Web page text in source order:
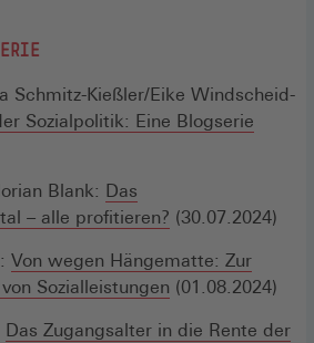
Schmitz-Kießler/Eike Windscheid-
Sozialpolitik: Eine Blogserie
Blank: Das
– alle profitieren? (30.07.2024)
Von wegen Hängematte: Zur
Sozialleistungen (01.08.2024)
Das Zugangsalter in die Rente der